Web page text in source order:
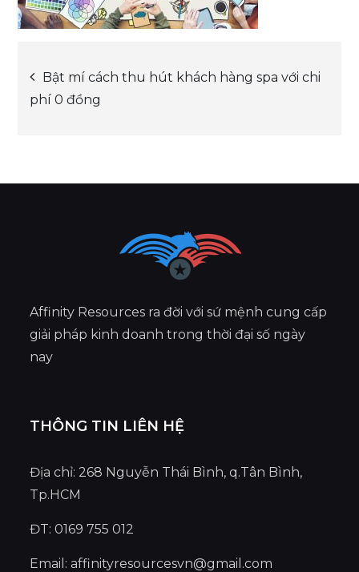
Post
Bật mí cách thu hút khách hàng spa với chi
phí 0 đồng
Affinity Resources ra đời với sứ mệnh cung cấp
giải pháp kinh doanh trong thời đại số ngày
nay
THÔNG TIN LIÊN HỆ
Địa chỉ: 268 Nguyễn Thái Bình, q.Tân Bình,
Tp.HCM
ĐT: 0169 755 012
Email:affinityresourcesvn@gmail.com